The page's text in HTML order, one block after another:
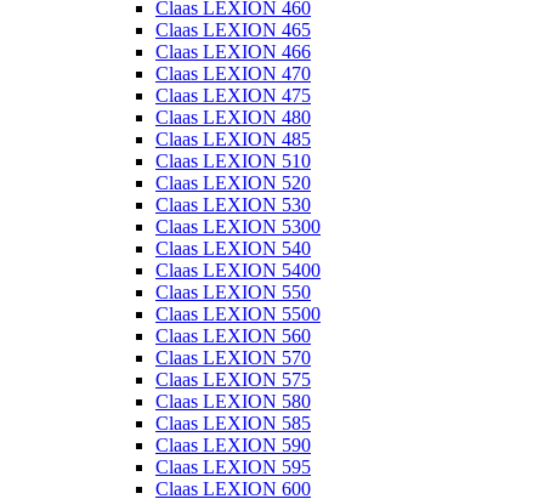
Claas LEXION 460
Claas LEXION 465
Claas LEXION 466
Claas LEXION 470
Claas LEXION 475
Claas LEXION 480
Claas LEXION 485
Claas LEXION 510
Claas LEXION 520
Claas LEXION 530
Claas LEXION 5300
Claas LEXION 540
Claas LEXION 5400
Claas LEXION 550
Claas LEXION 5500
Claas LEXION 560
Claas LEXION 570
Claas LEXION 575
Claas LEXION 580
Claas LEXION 585
Claas LEXION 590
Claas LEXION 595
Claas LEXION 600